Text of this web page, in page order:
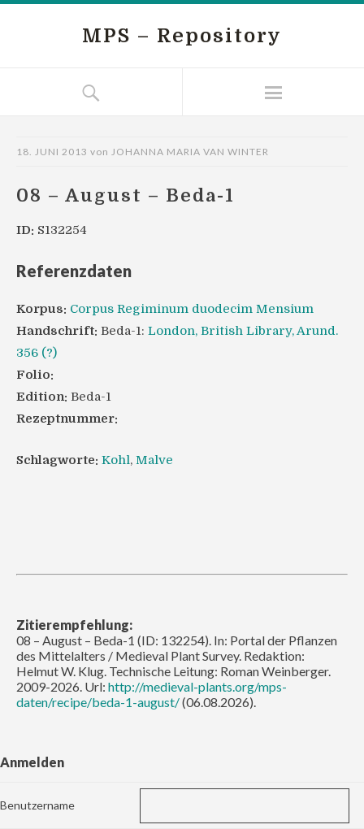
MPS – Repository
18. JUNI 2013 von JOHANNA MARIA VAN WINTER
08 – August – Beda-1
ID: S132254
Referenzdaten
Korpus: Corpus Regiminum duodecim Mensium
Handschrift: Beda-1: London, British Library, Arund.
356 (?)
Folio:
Edition: Beda-1
Rezeptnummer:
Schlagworte: Kohl, Malve
Zitierempfehlung:
08 – August – Beda-1 (ID: 132254). In: Portal der Pflanzen
des Mittelalters / Medieval Plant Survey. Redaktion:
Helmut W. Klug. Technische Leitung: Roman Weinberger.
2009-2026. Url: http://medieval-plants.org/mps-
daten/recipe/beda-1-august/(06.08.2026).
Anmelden
Benutzername